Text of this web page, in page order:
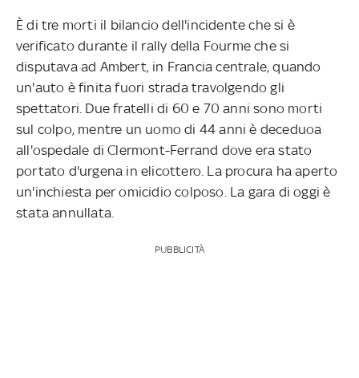
È di tre morti il bilancio dell'incidente che si è
verificato durante il rally della Fourme che si
disputava ad Ambert, in Francia centrale, quando
un'auto è finita fuori strada travolgendo gli
spettatori. Due fratelli di 60 e 70 anni sono morti
sul colpo, mentre un uomo di 44 anni è deceduoa
all'ospedale di Clermont-Ferrand dove era stato
portato d'urgena in elicottero. La procura ha aperto
un'inchiesta per omicidio colposo. La gara di oggi è
stata annullata.
PUBBLICITÀ